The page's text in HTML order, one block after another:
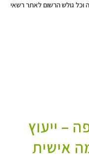
וכל גולש הרשום לאתר רשאי
– ייעוץ
אישית